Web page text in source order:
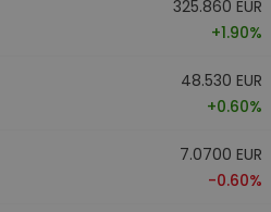
325.860 EUR
+1.90%
48.530 EUR
+0.60%
7.0700 EUR
-0.60%